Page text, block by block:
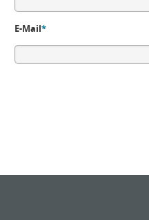
E-Mail*